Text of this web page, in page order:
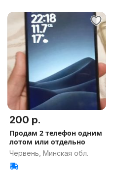
200 р.
Продам 2 телефон одним
лотом или отдельно
Червень, Минская обл.